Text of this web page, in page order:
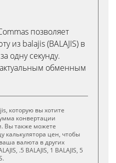
позволяет
из balajis (BALAJIS) в
одну секунду.
обменным
которую вы хотите
конвертации
Вы также можете
калькулятора цен, чтобы
валюта в других
.5 BALAJIS, 1 BALAJIS, 5